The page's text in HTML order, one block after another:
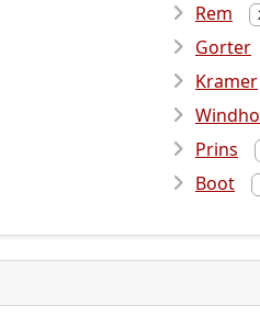
Rem
Gorter
Kramer
Prins
Boot